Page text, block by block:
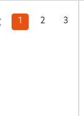
1 2 3